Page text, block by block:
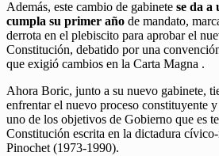
Además, este cambio de gabinete se da a
cumpla su primer año de mandato,
derrota en el plebiscito para aprobar el
Constitución, debatido por una
que exigió cambios en la Carta Magna .
Ahora Boric, junto a su nuevo gabinete,
enfrentar el nuevo proceso constituyente
uno de los objetivos de Gobierno que es
Constitución escrita en la dictadura
Pinochet (1973-1990).